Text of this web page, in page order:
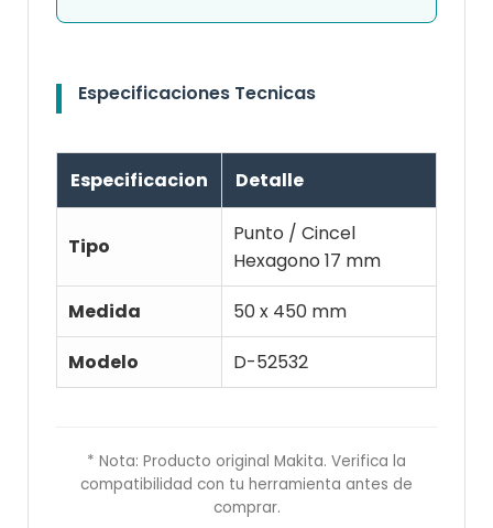
Especificaciones Tecnicas
Especificacion Detalle
Tipo
Punto / Cincel
Hexagono 17 mm
Medida
50 x 450 mm
Modelo
D-52532
* Nota: Producto original Makita. Verifica la
compatibilidad con tu herramienta antes de
comprar.